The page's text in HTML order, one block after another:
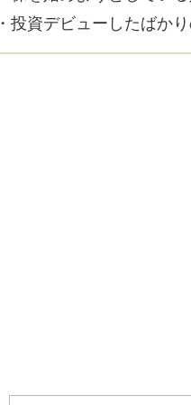
・投資デビューしたばかり